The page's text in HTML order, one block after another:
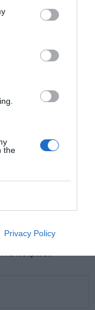
the
Privacy Policy
Πετριδου